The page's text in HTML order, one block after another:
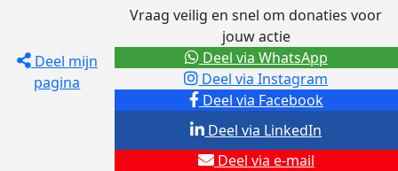
Deel mijn
pagina
Vraag veilig en snel om donaties voor
jouw actie
Deel via Facebook
Deel via Instagram
Deel via e-mail
Deel via LinkedIn
Deel via WhatsApp